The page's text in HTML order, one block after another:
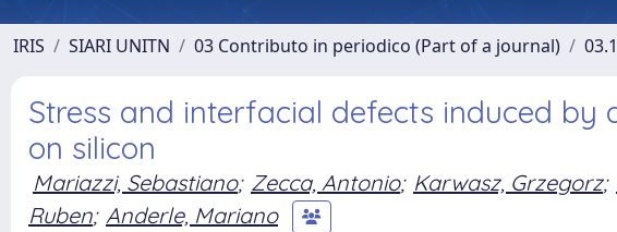
IRIS SIARI UNITN 03 Contributo in periodico (Part of a journal)
Stress and interfacial defects induced
on silicon
Mariazzi, Sebastiano; Zecca, Antonio; Karwasz, Grzegorz;
Ruben; Anderle, Mariano